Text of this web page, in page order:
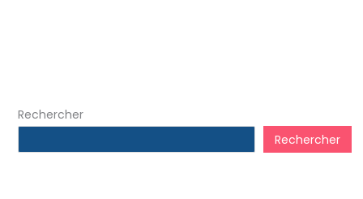
Rechercher
Rechercher